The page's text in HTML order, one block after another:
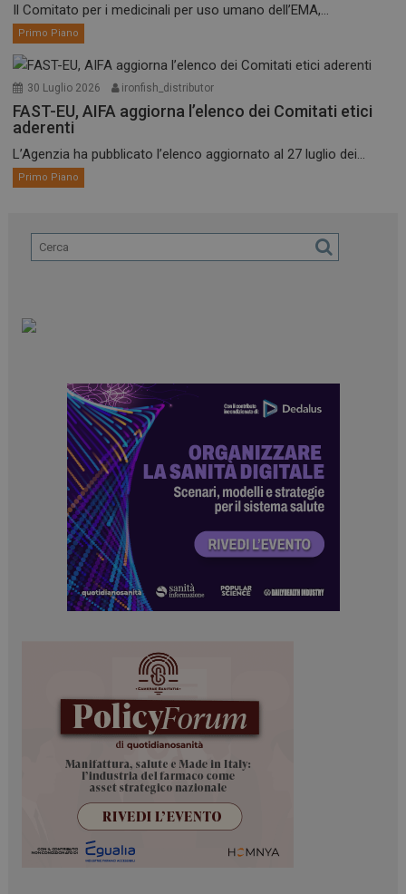
Il Comitato per i medicinali per uso umano dell’EMA,...
Primo Piano
30 Luglio 2026 ironfish_distributor
FAST-EU, AIFA aggiorna l’elenco dei Comitati etici
aderenti
L’Agenzia ha pubblicato l’elenco aggiornato al 27 luglio dei...
Primo Piano